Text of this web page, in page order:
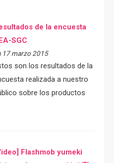
de la encuesta
SGC
17 marzo 2015
son los resultados de la
realizada a nuestro
sobre los productos
Flashmob yumeki